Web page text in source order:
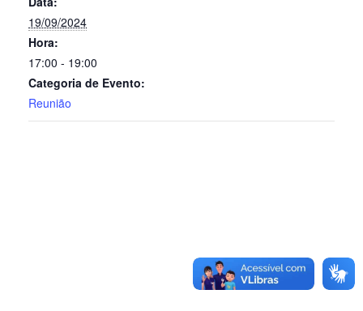
19/09/2024
Hora:
17:00 - 19:00
Categoria de Evento:
Reunião